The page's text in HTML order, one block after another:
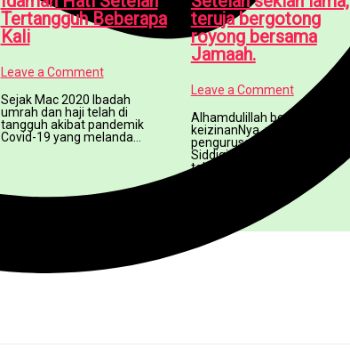
Tertangguh Beberapa
Kali
Leave a Comment
Sejak Mac 2020 Ibadah
umrah dan haji telah di
tangguh akibat pandemik
Covid-19 yang melanda…
teruja bergotong
royong bersama
Jamaah.
Leave a Comment
Alhamdulillah bersyukur atas
keizinanNya, pihak
pengurusan Surau As-
Siddiqin bersama jamaah
telah bergotong royong